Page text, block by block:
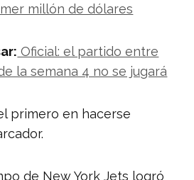
millón de dólares
Oficial: el partido entre
la semana 4 no se jugará
primero en hacerse
de New York Jets logró